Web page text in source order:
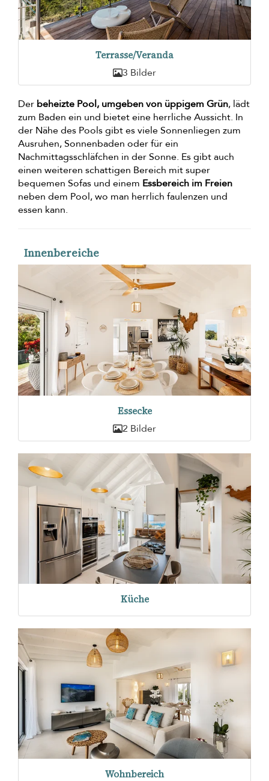
Terrasse/Veranda
3 Bilder
Der beheizte Pool, umgeben von üppigem Grün, lädt
zum Baden ein und bietet eine herrliche Aussicht. In
der Nähe des Pools gibt es viele Sonnenliegen zum
Ausruhen, Sonnenbaden oder für ein
Nachmittagsschläfchen in der Sonne. Es gibt auch
einen weiteren schattigen Bereich mit super
bequemen Sofas und einem Essbereich im Freien
neben dem Pool, wo man herrlich faulenzen und
essen kann.
Innenbereiche
Essecke
2 Bilder
Küche
Wohnbereich